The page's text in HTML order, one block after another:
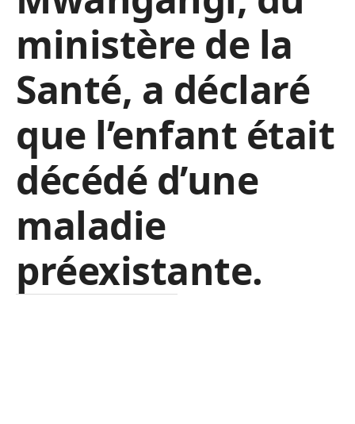
ministère de la
Santé, a déclaré
que l’enfant était
décédé d’une
maladie
préexistante.